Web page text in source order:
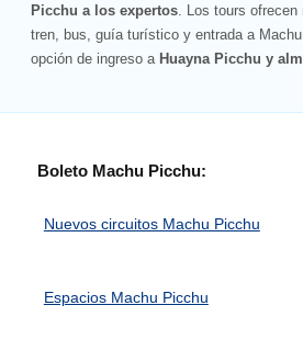
Picchu a los expertos . Los tours
tren, bus, guía turístico y entrada a
opción de ingreso a Huayna Picchu y
Boleto Machu Picchu:
Nuevos circuitos Machu Picchu
Espacios Machu Picchu